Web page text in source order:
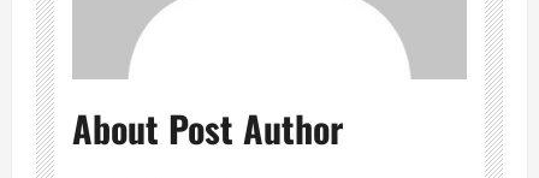
About Post Author